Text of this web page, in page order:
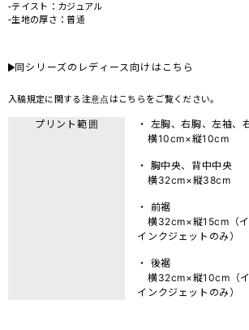
‐テイスト：カジュアル
‐生地の厚さ：普通
同シリーズのレディース向けはこちら
入稿規定に関する注意点は こちら をご覧ください。
プリント範囲
・ 左胸、右胸、左袖、
横10cm×縦10cm
・ 胸中央、背中中央
横32cm×縦38cm
・ 前裾
横32cm×縦15cm（イ
インクジェットのみ）
・ 後裾
横32cm×縦10cm（イ
インクジェットのみ）